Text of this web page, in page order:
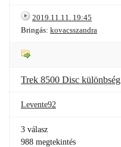
2019.11.11. 19:45
Bringás: kovacsszandra
Trek 8500 Disc különbség
Levente92
3 válasz
988 megtekintés